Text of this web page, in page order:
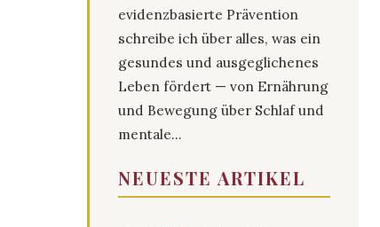
evidenzbasierte Prävention
schreibe ich über alles, was ein
gesundes und ausgeglichenes
Leben fördert — von Ernährung
und Bewegung über Schlaf und
mentale...
NEUESTE ARTIKEL